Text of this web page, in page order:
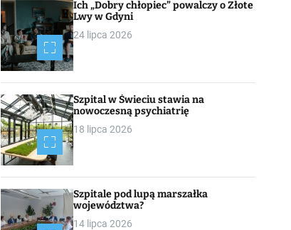
Ich „Dobry chłopiec” powalczy o Złote
Lwy w Gdyni
24 lipca 2026
Szpital w Świeciu stawia na
nowoczesną psychiatrię
18 lipca 2026
Szpitale pod lupą marszałka
województwa?
14 lipca 2026